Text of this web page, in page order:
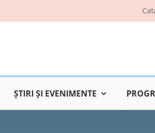
ŞTIRI ŞI EVENIMENTE